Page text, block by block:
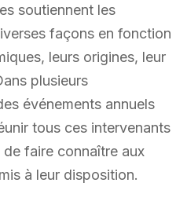
soutiennent les
façons en fonction
leurs origines, leur
plusieurs
événements annuels
tous ces intervenants
de faire connaître aux
à leur disposition.